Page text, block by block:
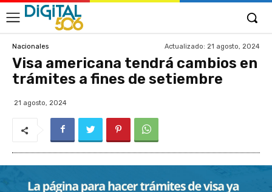
Nacionales Actualizado: 21 agosto, 2024
Visa americana tendrá cambios en
trámites a fines de setiembre
21 agosto, 2024